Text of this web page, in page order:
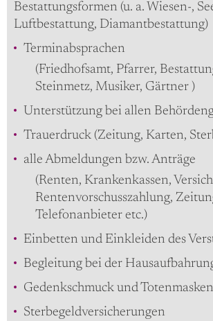
Bestattungsformen (u. a. Wiesen-,
Luftbestattung, Diamantbestattung)
Terminabsprachen
(Friedhofsamt, Pfarrer,
Steinmetz, Musiker, Gärtner )
Unterstützung bei allen
Trauerdruck (Zeitung, Karten,
alle Abmeldungen bzw. Anträge
(Renten, Krankenkassen,
Rentenvorschusszahlung,
Telefonanbieter etc.)
Einbetten und Einkleiden des
Begleitung bei der
Gedenkschmuck und Totenmasken
Sterbegeldversicherungen